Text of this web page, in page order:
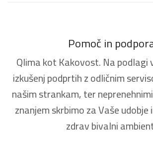
Pomoč in
Qlima kot Kakovost. Na podlagi
izkušenj podprtih z odličnim
našim strankam, ter
znanjem skrbimo za Vaše
zdrav bivalni